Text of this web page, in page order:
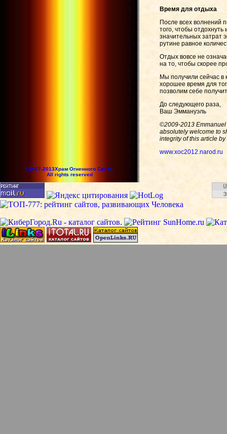
Время для отдыха
После всех волнений
того, чтобы
значительных затрат
рутине равное
Отдых вовсе не
на то, чтобы скорее
Мы получили сейчас в
хорошее время для
позволим себе
До следующего раза,
Ваш Эммануэль
©2009-2013 Emmanuel
absolutely welcome to
integrity of this article
www.xoc2012.narod.ru
©2007-2013Храм Огненного Света.
All rights reserved